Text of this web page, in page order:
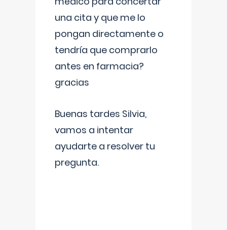
una cita y que me lo
pongan directamente o
tendría que comprarlo
antes en farmacia?
gracias
Buenas tardes Silvia,
vamos a intentar
ayudarte a resolver tu
pregunta.